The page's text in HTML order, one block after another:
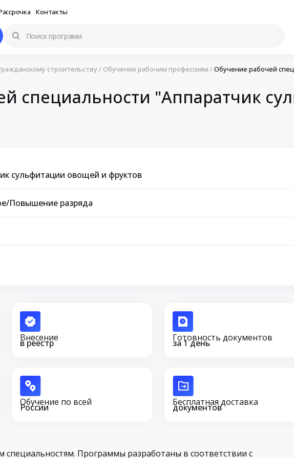
Контакты
строительству/ Обучение рабочим профессиям /Обучение рабочей
специальности "Аппаратчик
сульфитации овощей и фруктов
Повышение разряда
Внесение
в реестр Готовность документов
за 1 день
Обучение по всей
России Бесплатная доставка
документов
Программы разработаны в соответствии с